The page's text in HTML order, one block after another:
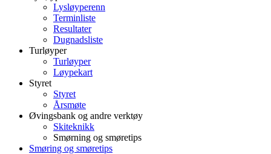
Lysløyperenn
Terminliste
Resultater
Dugnadsliste
Turløyper
Turløyper
Løypekart
Styret
Styret
Årsmøte
Øvingsbank og andre verktøy
Skiteknikk
Smørning og smøretips
Smøring og smøretips